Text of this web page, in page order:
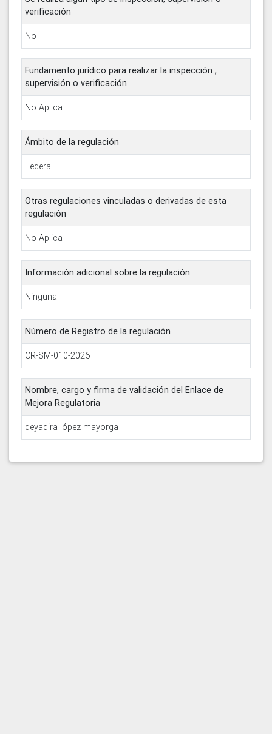
verificación
No
Fundamento jurídico para realizar la inspección ,
supervisión o verificación
No Aplica
Ámbito de la regulación
Federal
Otras regulaciones vinculadas o derivadas de esta
regulación
No Aplica
Información adicional sobre la regulación
Ninguna
Número de Registro de la regulación
CR-SM-010-2026
Nombre, cargo y firma de validación del Enlace de
Mejora Regulatoria
deyadira lópez mayorga